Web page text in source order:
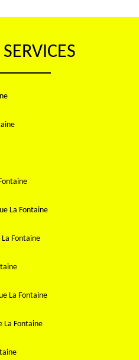
La Fontaine
Fontaine
La Fontaine
La Fontaine